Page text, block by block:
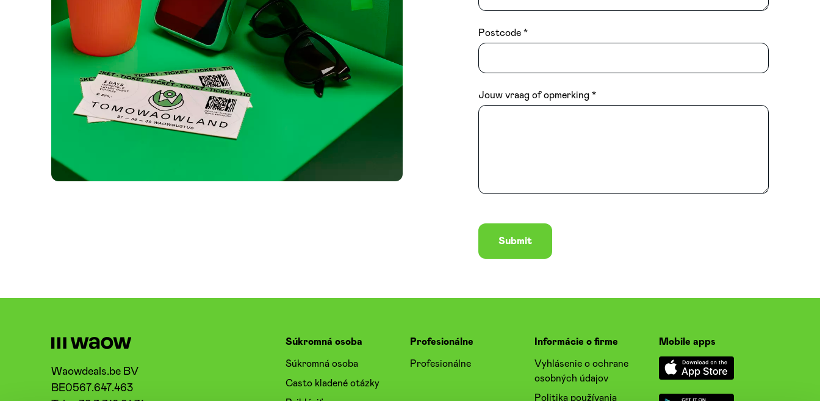
Postcode
Jouw vraag of opmerking
Submit
Waowdeals.be BV
BE0567.647.463
Súkromná osoba
Súkromná osoba
Casto kladené otázky
Profesionálne
Profesionálne
Informácie o firme
Vyhlásenie o ochrane
osobných údajov
Politika používania
Mobile apps